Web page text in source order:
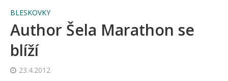
BLESKOVKY
Author Šela Marathon se
blíží
23.4.2012